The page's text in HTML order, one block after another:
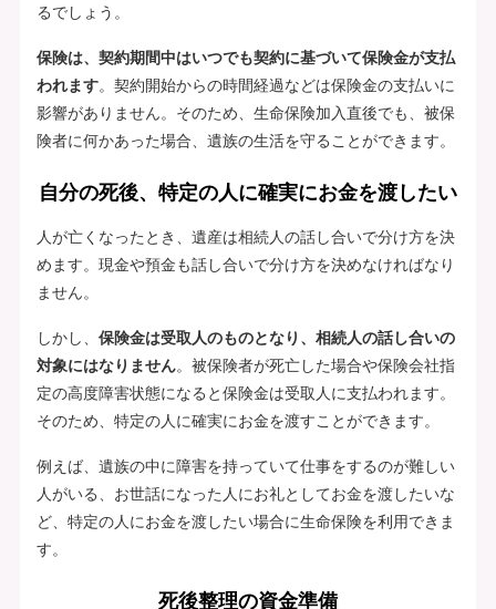
るでしょう。
保険は、契約期間中はいつでも契約に基づいて保険金が支払
われます。契約開始からの時間経過などは保険金の支払いに
影響がありません。そのため、生命保険加入直後でも、被保
険者に何かあった場合、遺族の生活を守ることができます。
自分の死後、特定の人に確実にお金を渡したい
人が亡くなったとき、遺産は相続人の話し合いで分け方を決
めます。現金や預金も話し合いで分け方を決めなければなり
ません。
しかし、 保険金は受取人のものとなり、相続人の話し合いの
対象にはなりません。被保険者が死亡した場合や保険会社指
定の高度障害状態になると保険金は受取人に支払われます。
そのため、特定の人に確実にお金を渡すことができます。
例えば、遺族の中に障害を持っていて仕事をするのが難しい
人がいる、お世話になった人にお礼としてお金を渡したいな
ど、特定の人にお金を渡したい場合に生命保険を利用できま
す。
死後整理の資金準備